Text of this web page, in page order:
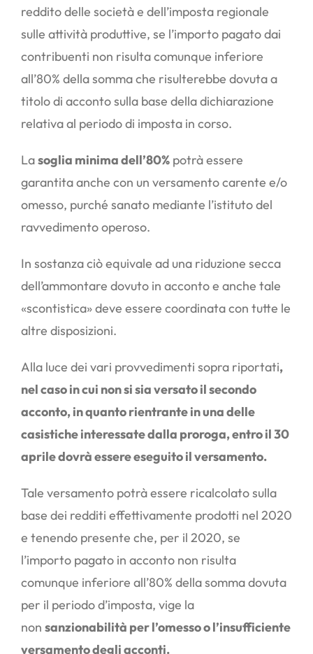
reddito delle società e dell’imposta regionale
sulle attività produttive, se l’importo pagato dai
contribuenti non risulta comunque inferiore
all’80% della somma che risulterebbe dovuta a
titolo di acconto sulla base della dichiarazione
relativa al periodo di imposta in corso.
Lasoglia minima dell’80% potrà essere
garantita anche con un versamento carente e/o
omesso, purché sanato mediante l’istituto del
ravvedimento operoso.
In sostanza ciò equivale ad una riduzione secca
dell’ammontare dovuto in acconto e anche tale
«scontistica» deve essere coordinata con tutte le
altre disposizioni.
Alla luce dei vari provvedimenti sopra riportati,
nel caso in cui non si sia versato il secondo
acconto, in quanto rientrante in una delle
casistiche interessate dalla proroga, entro il 30
aprile dovrà essere eseguito il versamento.
Tale versamento potrà essere ricalcolato sulla
base dei redditi effettivamente prodotti nel 2020
e tenendo presente che, per il 2020, se
l’importo pagato in acconto non risulta
comunque inferiore all’80% della somma dovuta
per il periodo d’imposta, vige la
non sanzionabilità per l’omesso o l’insufficiente
versamento degli acconti.